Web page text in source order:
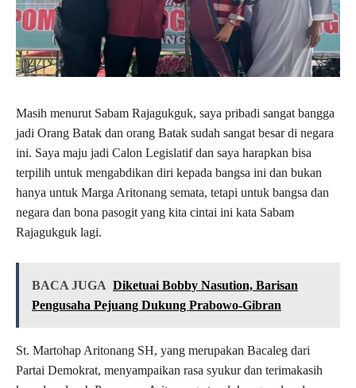
Masih menurut Sabam Rajagukguk, saya pribadi sangat bangga
jadi Orang Batak dan orang Batak sudah sangat besar di negara
ini. Saya maju jadi Calon Legislatif dan saya harapkan bisa
terpilih untuk mengabdikan diri kepada bangsa ini dan bukan
hanya untuk Marga Aritonang semata, tetapi untuk bangsa dan
negara dan bona pasogit yang kita cintai ini kata Sabam
Rajagukguk lagi.
BACA JUGA Diketuai Bobby Nasution, Barisan
Pengusaha Pejuang Dukung Prabowo-Gibran
St. Martohap Aritonang SH, yang merupakan Bacaleg dari
Partai Demokrat, menyampaikan rasa syukur dan terimakasih